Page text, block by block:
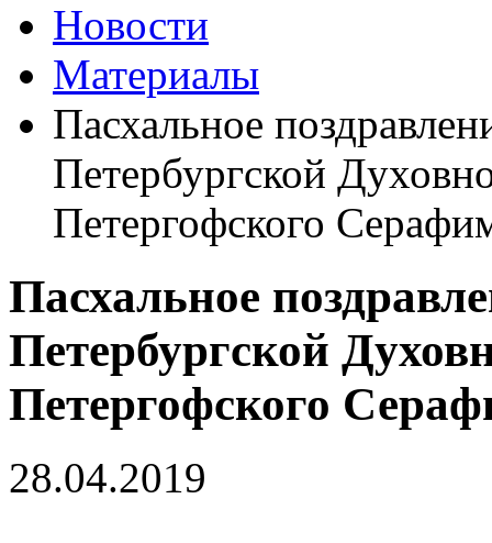
Новости
Материалы
Пасхальное
Петербургской
Петергофского
Пасхальное
Петербургской
Петергофского
28.04.2019